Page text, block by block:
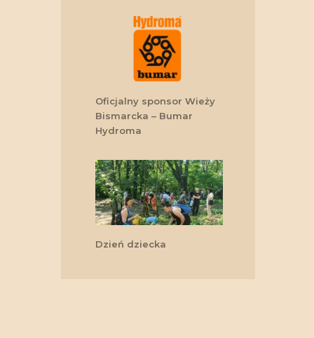
Oficjalny sponsor Wieży
Bismarcka – Bumar
Hydroma
Dzień dziecka